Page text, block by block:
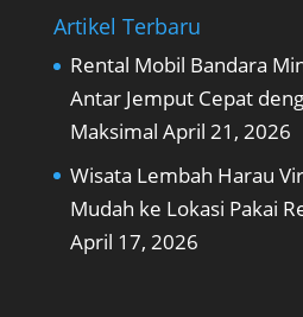
Artikel Terbaru
Rental Mobil Bandara
Antar Jemput Cepat
Maksimal April 21, 2026
Wisata Lembah Harau
Mudah ke Lokasi Pakai
April 17, 2026